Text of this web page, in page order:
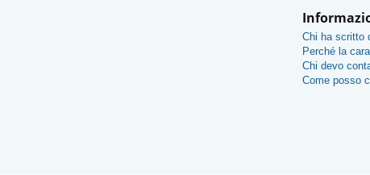
Chi ha scritto
Perché la
Chi devo
Come posso